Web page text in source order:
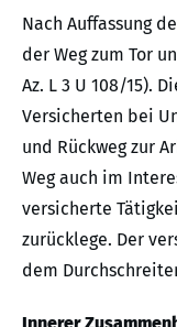
Nach Auffassung
der Weg zum Tor
Az. L 3 U 108/15).
Versicherten bei
und Rückweg zur
Weg auch im
versicherte
zurücklege. Der
dem